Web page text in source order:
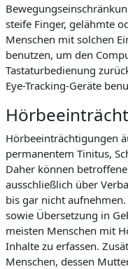
steife Finger, gelähmte
Menschen mit solchen
benutzen, um den
Tastaturbedienung
Eye-Tracking-Geräte
Hörbeeinträchtigungen
permanentem Tinitus,
Daher können
ausschließlich über
bis gar nicht
sowie Übersetzung in
meisten Menschen mit
Inhalte zu erfassen.
Menschen, dessen